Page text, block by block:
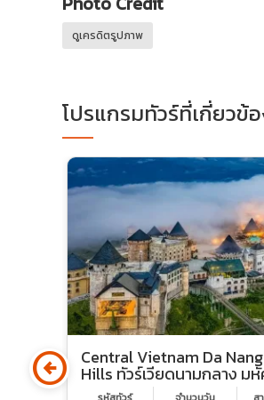
ดูเครดิตรูปภาพ
โปรแกรมทัวร์ที่เกี่ยวข้
Central Vietnam Da
Hills ทัวร์เวียดนามกลาง มหัศจรรย์ดานัง ฮอ
ยอัน บานาฮิลล์ (พักบานาฮิล
arrow_circle_left